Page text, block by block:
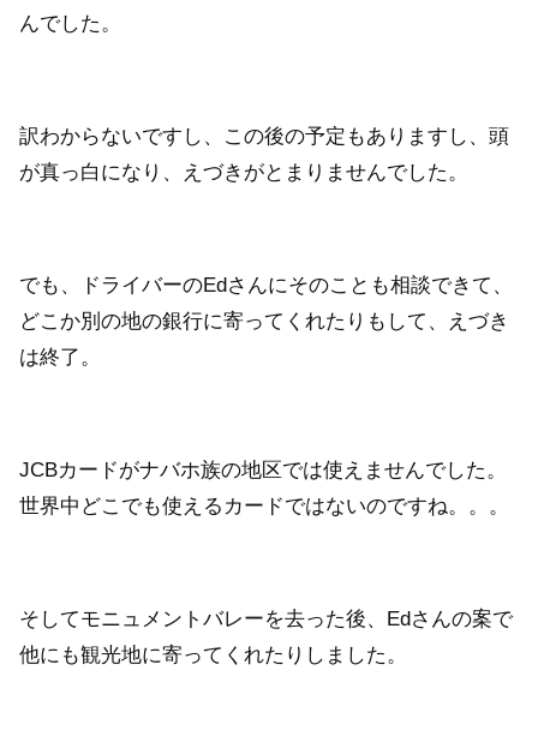
んでした。
訳わからないですし、この後の予定もありますし、頭
が真っ白になり、えづきがとまりませんでした。
でも、ドライバーのEdさんにそのことも相談できて、
どこか別の地の銀行に寄ってくれたりもして、えづき
は終了。
JCBカードがナバホ族の地区では使えませんでした。
世界中どこでも使えるカードではないのですね。。。
そしてモニュメントバレーを去った後、Edさんの案で
他にも観光地に寄ってくれたりしました。